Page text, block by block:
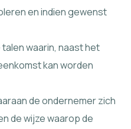
en indien gewenst
waarin, naast het
kan worden
de ondernemer zich
de wijze waarop de